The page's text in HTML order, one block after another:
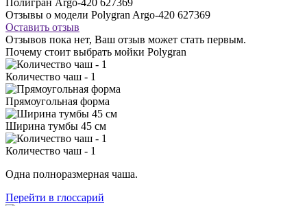
Отзывы о модели Polygran Argo-420 627369
Оставить отзыв
Отзывов пока нет, Ваш отзыв может стать первым.
Почему стоит выбрать мойки Polygran
Количество чаш - 1
Прямоугольная форма
Ширина тумбы 45 см
Количество чаш - 1
Одна полноразмерная чаша.
Перейти в глоссарий